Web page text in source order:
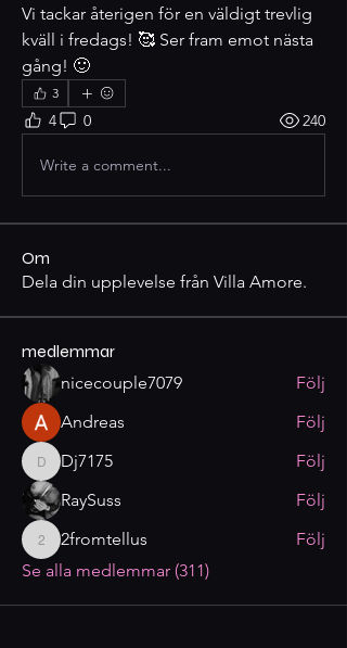
Vi tackar återigen för en väldigt trevlig
kväll i fredags! 🥰 Ser fram emot nästa
gång! 🙂
3
4 0 240
Write a comment...
Om
Dela din upplevelse från Villa Amore.
medlemmar
nicecouple7079
Följ
Andreas
Följ
Dj7175Dj7175
Följ
RaySuss
Följ
2fromtellus
2fromtellus
Följ
Se alla medlemmar (311)